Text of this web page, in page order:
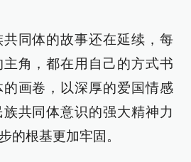
同体的故事还在延续，每
角，都在用自己的方式书
画卷，以深厚的爱国情感
共同体意识的强大精神力
的根基更加牢固。